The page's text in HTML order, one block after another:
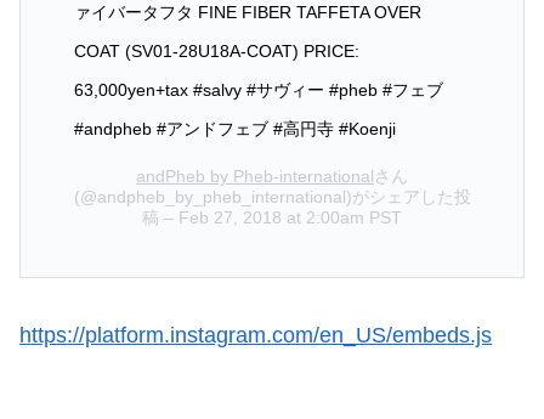
ァイバータフタ FINE FIBER TAFFETA OVER
COAT (SV01-28U18A-COAT) PRICE:
63,000yen+tax #salvy #サヴィー #pheb #フェブ
#andpheb #アンドフェブ #高円寺 #Koenji
andPheb by Pheb-internationalさん
(@andpheb_by_pheb_international)がシェアした投
稿 – Feb 27, 2018 at 2:00am PST
https://platform.instagram.com/en_US/embeds.js